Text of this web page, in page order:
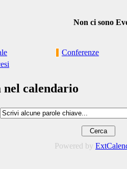
Non ci sono
Conferenze
nel calendario
Powered by